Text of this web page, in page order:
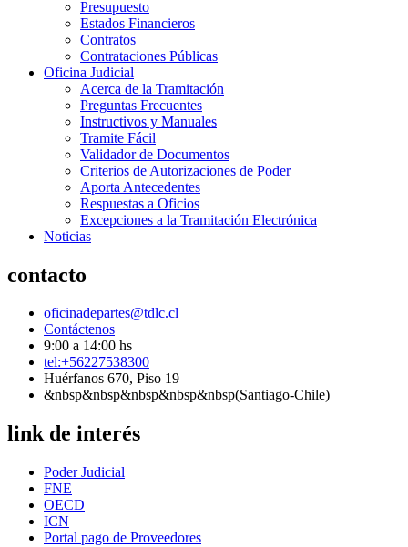
Presupuesto
Estados Financieros
Contratos
Contrataciones Públicas
Oficina Judicial
Acerca de la Tramitación
Preguntas Frecuentes
Instructivos y Manuales
Tramite Fácil
Validador de Documentos
Criterios de Autorizaciones de Poder
Aporta Antecedentes
Respuestas a Oficios
Excepciones a la Tramitación Electrónica
Noticias
contacto
oficinadepartes@tdlc.cl
Contáctenos
9:00 a 14:00 hs
tel:+56227538300
Huérfanos 670, Piso 19
&nbsp&nbsp&nbsp&nbsp&nbsp(Santiago-Chile)
link de interés
Poder Judicial
FNE
OECD
ICN
Portal pago de Proveedores